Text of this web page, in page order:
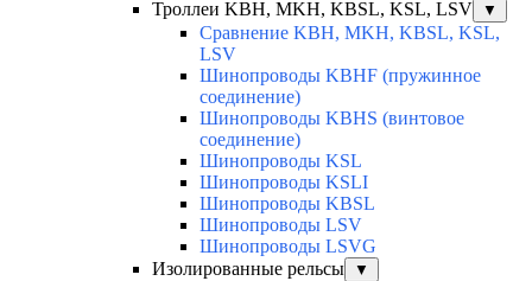
Троллеи KBH, MKH, KBSL, KSL, LSV
▼
Сравнение KBH, MKH, KBSL, KSL,
LSV
Шинопроводы KBHF (пружинное
соединение)
Шинопроводы KBHS (винтовое
соединение)
Шинопроводы KSL
Шинопроводы KSLI
Шинопроводы KBSL
Шинопроводы LSV
Шинопроводы LSVG
Изолированные рельсы
▼